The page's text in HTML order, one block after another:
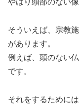
やはり頭部のない
そういえば、宗教
があります。
例えば、頭のない
です。
それをするために